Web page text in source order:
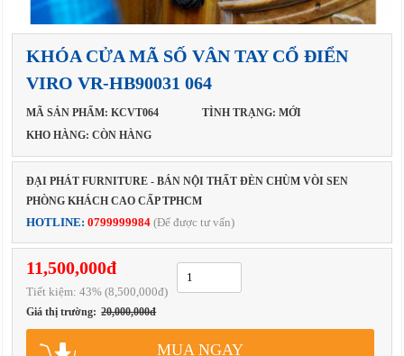
KHÓA CỬA MÃ SỐ VÂN TAY CỔ ĐIỂN
VIRO VR-HB90031 064
MÃ SẢN PHẨM: KCVT064
TÌNH TRẠNG: MỚI
KHO HÀNG: CÒN HÀNG
ĐẠI PHÁT FURNITURE - BÁN NỘI THẤT ĐÈN CHÙM VÒI SEN
PHÒNG KHÁCH CAO CẤP TPHCM
HOTLINE:0799999984 (Để được tư vấn)
11,500,000đ
Tiết kiệm:43% (8,500,000đ)
Giá thị trường: 20,000,000đ
MUA NGAY